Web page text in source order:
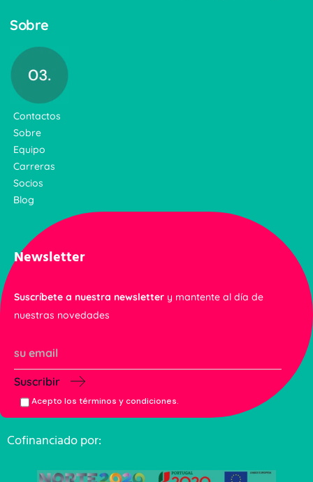
Sobre
Contactos
Sobre
Equipo
Carreras
Socios
Blog
Newsletter
Suscríbete a nuestra newsletter y mantente al día de
nuestras novedades
Suscribir
Acepto los términos y condiciones.
Cofinanciado por: